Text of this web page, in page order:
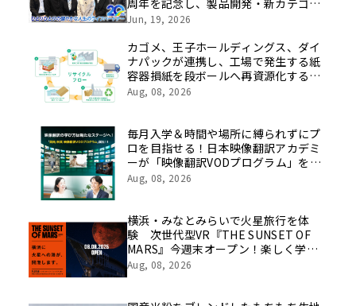
周年を記念し、製品開発・新カテゴリ
挑戦の舞台や旧社統合時のエピソード
像を公開！
Jun, 19, 2026
カゴメ、王子ホールディングス、ダイ
ナパックが連携し、工場で発生する紙
容器損紙を段ボールへ再資源化する実
証を開始
Aug, 08, 2026
毎月入学＆時間や場所に縛られずにプ
ロを目指せる！日本映像翻訳アカデミ
ーが「映像翻訳VODプログラム」を
2026年10月より開講！
Aug, 08, 2026
横浜・みなとみらいで火星旅行を体
験 次世代型VR『THE SUNSET OF
MARS』今週末オープン！楽しく学べ
るパネル展やワークショップなど関連
Aug, 08, 2026